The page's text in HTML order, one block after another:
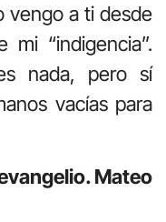
vengo a ti desde
mi “indigencia”.
nada, pero sí
vacías para
Mateo